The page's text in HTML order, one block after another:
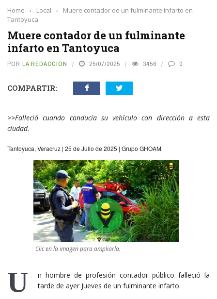
Home › Local ›
Muere contador de un fulminante infarto en
Tantoyuca
Muere contador de un fulminante
infarto en Tantoyuca
POR LA REDACCIÓN 25/07/2025 3456 0
COMPARTIR:
>>Falleció cuando conducía su vehículo con dirección a esta
ciudad.
Tantoyuca, Veracruz | 25 de Julio de 2025 | Grupo GHOAM
Clic en la imagen para ampliarla.
U
n hombre de profesión contador público falleció la
tarde de ayer Jueves de un fulminante infarto.